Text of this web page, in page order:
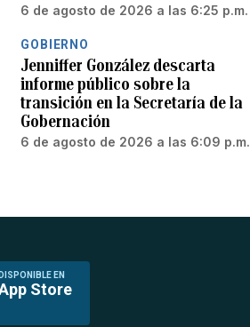
6 de agosto de 2026 a las 6:25 p.m.
GOBIERNO
Jenniffer González descarta
informe público sobre la
transición en la Secretaría de la
Gobernación
6 de agosto de 2026 a las 6:09 p.m.
DISPONIBLE EN
Store